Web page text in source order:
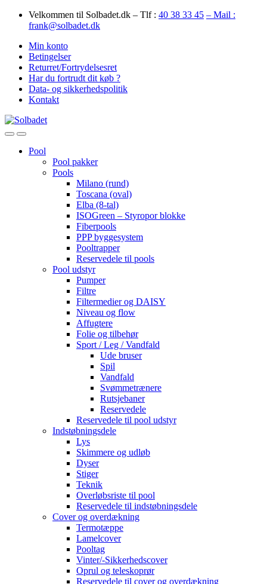
Skip
Skip
Velkommen til Solbadet.dk – Tlf : 40 38 33 45 – Mail :
frank@solbadet.dk
Min konto
Betingelser
Returret/Fortrydelsesret
Har du fortrudt dit køb ?
Data- og sikkerhedspolitik
Kontakt
OpenClose
Pool
Pool pakker
Pools
Milano (rund)
Toscana (oval)
Elba (8-tal)
ISOGreen – Styropor blokke
Fiberpools
PPP byggesystem
Pooltrapper
Reservedele til pools
Pool udstyr
Pumper
Filtre
Filtermedier og DAISY
Niveau og flow
Affugtere
Folie og tilbehør
Sport / Leg / Vandfald
Ude bruser
Spil
Vandfald
Svømmetrænere
Rutsjebaner
Reservedele
Reservedele til pool udstyr
Indstøbningsdele
Lys
Skimmere og udløb
Dyser
Stiger
Teknik
Overløbsriste til pool
Reservedele til indstøbningsdele
Cover og overdækning
Termotæppe
Lamelcover
Pooltag
Vinter/-Sikkerhedscover
Oprul og teleskoprør
Reservedele til cover og overdækning